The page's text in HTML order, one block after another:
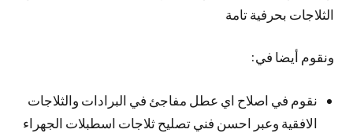
الثلاجات بحرفية تامة
ونقوم أيضا في:
نقوم في اصلاح اي عطل مفاجئ في البرادات والثلاجات
الافقية وعبر احسن فني تصليح ثلاجات اسطبلات الجهراء